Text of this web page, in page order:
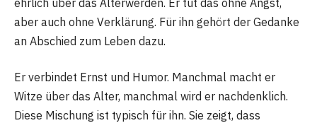
aber auch ohne Verklärung. Für ihn gehört der Gedanke
an Abschied zum Leben dazu.
Er verbindet Ernst und Humor. Manchmal macht er
Witze über das Alter, manchmal wird er nachdenklich.
Diese Mischung ist typisch für ihn. Sie zeigt, dass